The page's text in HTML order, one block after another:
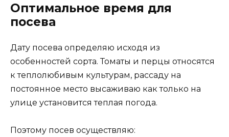
Оптимальное время для
посева
Дату посева определяю исходя из
особенностей сорта. Томаты и перцы относятся
к теплолюбивым культурам, рассаду на
постоянное место высаживаю как только на
улице установится теплая погода.
Поэтому посев осуществляю: